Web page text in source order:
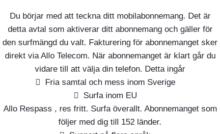
Du börjar med att teckna ditt mobilabonnemang. Det är
detta avtal som aktiverar ditt abonnemang och gäller för
den surfmängd du valt. Fakturering för abonnemanget sker
direkt via Allo Telecom. När abonnemanget är klart går du
vidare till att välja din telefon. Detta ingår
Fria samtal och mess inom Sverige
Surfa inom EU
Allo Respass , res fritt. Surfa överallt. Abonnemanget som
följer med dig till 152 länder.